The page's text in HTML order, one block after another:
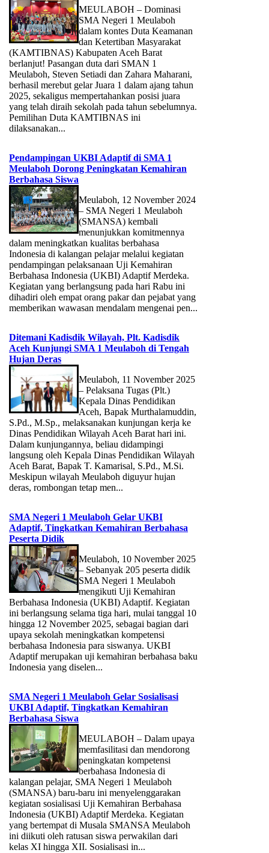
MEULABOH – Dominasi
SMA Negeri 1 Meulaboh
dalam kontes Duta Keamanan
dan Ketertiban Masyarakat
(KAMTIBNAS) Kabupaten Aceh Barat
berlanjut! Pasangan duta dari SMAN 1
Meulaboh, Steven Setiadi dan Zahara Maharani,
berhasil merebut gelar Juara 1 dalam ajang tahun
2025, sekaligus mempertahankan posisi juara
yang telah diraih sekolah pada tahun sebelumnya.
Pemilihan Duta KAMTIBNAS ini
dilaksanakan...
Pendampingan UKBI Adaptif di SMA 1
Meulaboh Dorong Peningkatan Kemahiran
Berbahasa Siswa
Meulaboh, 12 November 2024
– SMA Negeri 1 Meulaboh
(SMANSA) kembali
menunjukkan komitmennya
dalam meningkatkan kualitas berbahasa
Indonesia di kalangan pelajar melalui kegiatan
pendampingan pelaksanaan Uji Kemahiran
Berbahasa Indonesia (UKBI) Adaptif Merdeka.
Kegiatan yang berlangsung pada hari Rabu ini
dihadiri oleh empat orang pakar dan pejabat yang
memberikan wawasan mendalam mengenai pen...
Ditemani Kadisdik Wilayah, Plt. Kadisdik
Aceh Kunjungi SMA 1 Meulaboh di Tengah
Hujan Deras
Meulaboh, 11 November 2025
– Pelaksana Tugas (Plt.)
Kepala Dinas Pendidikan
Aceh, Bapak Murthalamuddin,
S.Pd., M.Sp., melaksanakan kunjungan kerja ke
Dinas Pendidikan Wilayah Aceh Barat hari ini.
Dalam kunjungannya, beliau didampingi
langsung oleh Kepala Dinas Pendidikan Wilayah
Aceh Barat, Bapak T. Kamarisal, S.Pd., M.Si.
Meskipun wilayah Meulaboh diguyur hujan
deras, rombongan tetap men...
SMA Negeri 1 Meulaboh Gelar UKBI
Adaptif, Tingkatkan Kemahiran Berbahasa
Peserta Didik
Meulaboh, 10 November 2025
– Sebanyak 205 peserta didik
SMA Negeri 1 Meulaboh
mengikuti Uji Kemahiran
Berbahasa Indonesia (UKBI) Adaptif. Kegiatan
ini berlangsung selama tiga hari, mulai tanggal 10
hingga 12 November 2025, sebagai bagian dari
upaya sekolah meningkatkan kompetensi
berbahasa Indonesia para siswanya. UKBI
Adaptif merupakan uji kemahiran berbahasa baku
Indonesia yang diselen...
SMA Negeri 1 Meulaboh Gelar Sosialisasi
UKBI Adaptif, Tingkatkan Kemahiran
Berbahasa Siswa
MEULABOH – Dalam upaya
memfasilitasi dan mendorong
peningkatan kompetensi
berbahasa Indonesia di
kalangan pelajar, SMA Negeri 1 Meulaboh
(SMANSA) baru-baru ini menyelenggarakan
kegiatan sosialisasi Uji Kemahiran Berbahasa
Indonesia (UKBI) Adaptif Merdeka. Kegiatan
yang bertempat di Musala SMANSA Meulaboh
ini diikuti oleh ratusan siswa perwakilan dari
kelas XI hingga XII. Sosialisasi in...